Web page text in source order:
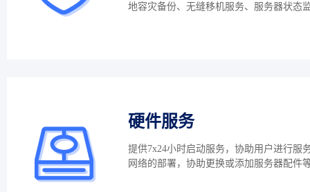
地容灾备份、无缝移机服务、服务器状态
硬件服务
提供7x24小时启动服务，协助用户进行服
网络的部署，协助更换或添加服务器配件